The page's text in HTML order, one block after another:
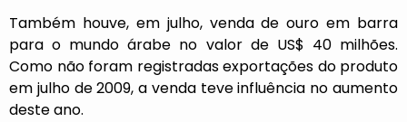
Também houve, em julho, venda de ouro em barra
para o mundo árabe no valor de US$ 40 milhões.
Como não foram registradas exportações do produto
em julho de 2009, a venda teve influência no aumento
deste ano.